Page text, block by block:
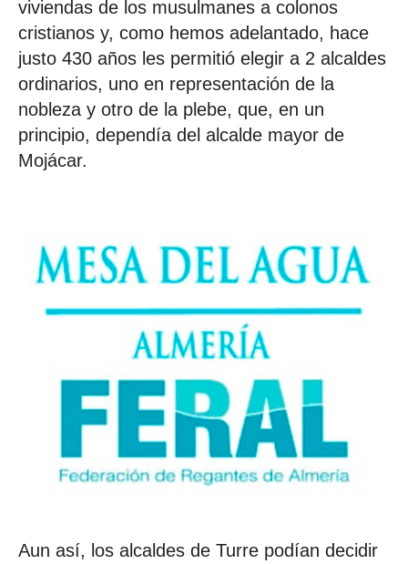
viviendas de los musulmanes a colonos
cristianos y, como hemos adelantado, hace
justo 430 años les permitió elegir a 2 alcaldes
ordinarios, uno en representación de la
nobleza y otro de la plebe, que, en un
principio, dependía del alcalde mayor de
Mojácar.
Aun así, los alcaldes de Turre podían decidir